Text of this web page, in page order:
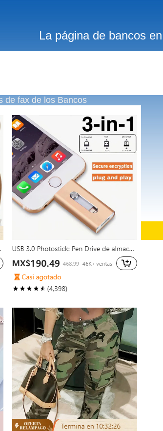
La página de bancos
de fax de los Bancos